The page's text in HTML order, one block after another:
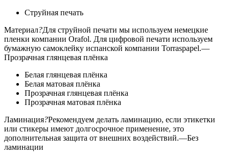
Струйная печать
Материал?Для струйной печати мы используем немецкие
пленки компании Orafol. Для цифровой печати используем
бумажную самоклейку испанской компании Torraspapel.—
Прозрачная глянцевая плёнка
Белая глянцевая плёнка
Белая матовая плёнка
Прозрачная глянцевая плёнка
Прозрачная матовая плёнка
Ламинация?Рекомендуем делать ламинацию, если этикетки
или стикеры имеют долгосрочное применение, это
дополнительная защита от внешних воздействий.—Без
ламинации